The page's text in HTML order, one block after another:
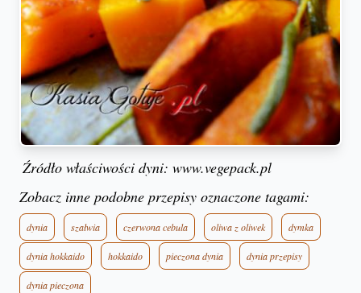
Źródło właściwości dyni: www.vegepack.pl
Zobacz inne podobne przepisy oznaczone tagami:
dynia szałwia czerwona cebula oliwa z oliwek dymka
dynia hokkaido hokkaido pieczona dynia dynia przepisy
dynia pieczona